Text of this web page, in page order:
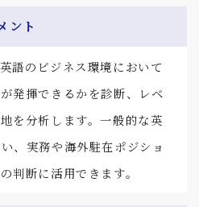
ント
語のビジネス環境において
発揮できるかを診断、レベ
を分析します。一般的な英
、実務や海外駐在ポジショ
判断に活用できます。